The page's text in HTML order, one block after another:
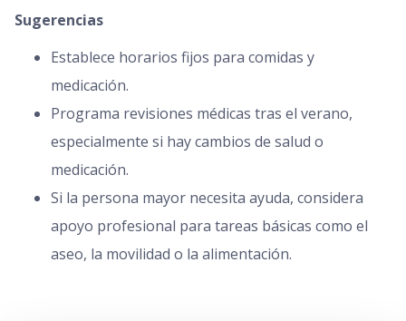
Sugerencias
Establece horarios fijos para comidas y
medicación.
Programa revisiones médicas tras el verano,
especialmente si hay cambios de salud o
medicación.
Si la persona mayor necesita ayuda, considera
apoyo profesional para tareas básicas como el
aseo, la movilidad o la alimentación.